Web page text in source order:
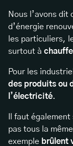
Nous l’avons dit
d’énergie
les particuliers,
surtout à
Pour les
des produits ou
l’électricité.
Il faut
pas tous la
exemple brûlent